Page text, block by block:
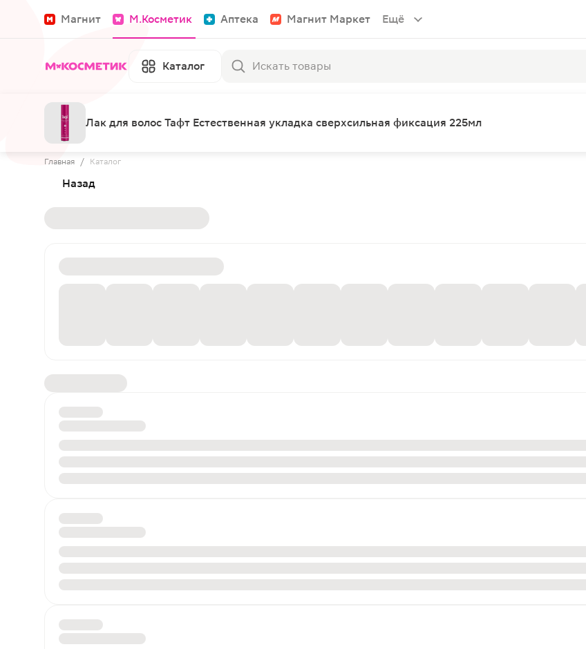
Магнит М.Косметик Аптека Магнит Маркет Ещё
Каталог
Лак для волос Тафт Естественная укладка сверхсильная фиксация 225мл
Главная / Каталог
Назад